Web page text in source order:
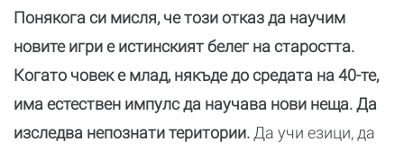
Понякога си мисля, че този отказ да научим
новите игри е истинският белег на старостта.
Когато човек е млад, някъде до средата на 40-те,
има естествен импулс да научава нови неща. Да
изследва непознати територии. Да учи езици, да